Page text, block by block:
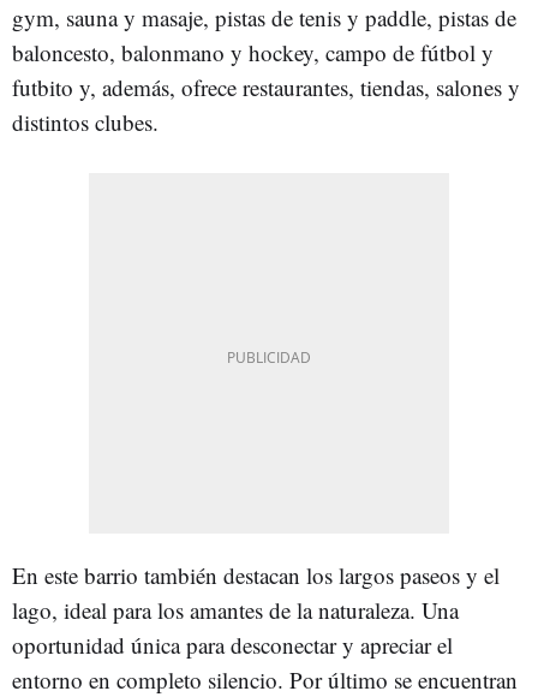
gym, sauna y masaje, pistas de tenis y paddle, pistas de
baloncesto, balonmano y hockey, campo de fútbol y
futbito y, además, ofrece restaurantes, tiendas, salones y
distintos clubes.
En este barrio también destacan los largos paseos y el
lago, ideal para los amantes de la naturaleza. Una
oportunidad única para desconectar y apreciar el
entorno en completo silencio. Por último se encuentran